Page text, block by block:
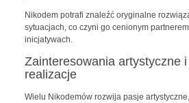
Nikodem potrafi znaleźć oryginalne
sytuacjach, co czyni go cenionym
inicjatywach.
Zainteresowania artystyczne
realizacje
Wielu Nikodemów rozwija pasje